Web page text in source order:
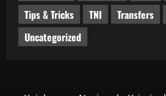
Tips & Tricks
TNI Transfers
Uncategorized